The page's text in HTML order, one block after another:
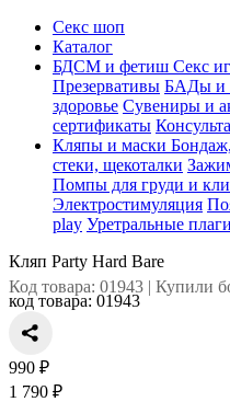
Секс шоп
Каталог
БДСМ и фетиш Секс
Презервативы БАДы и
здоровье Сувениры и
сертификаты
Кляпы и маски
стеки, щекоталки
Помпы для груди и
Электростимуляция
play Уретральные плаги
Кляп Party Hard Bare
Код товара: 01943 | Купили
код товара: 01943
990 ₽
1 790 ₽